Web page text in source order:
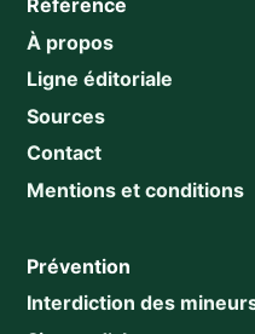
À propos
Ligne éditoriale
Sources
Contact
Mentions et conditions
Prévention
Interdiction des